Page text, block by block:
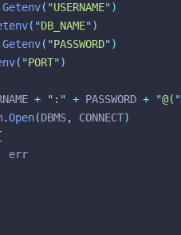
Getenv( "USERNAME")
( "DB_NAME")
Getenv( "PASSWORD")
( "PORT")
+ " : " + PASSWORD + "@( "
.Open(DBMS, CONNECT)
err